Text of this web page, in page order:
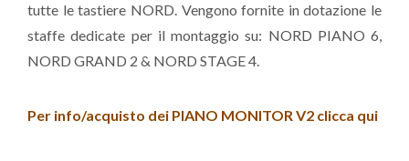
tutte le tastiere NORD. Vengono fornite in dotazione le
staffe dedicate per il montaggio su: NORD PIANO 6,
NORD GRAND 2 & NORD STAGE 4.
Per info/acquisto dei PIANO MONITOR V2 clicca qui